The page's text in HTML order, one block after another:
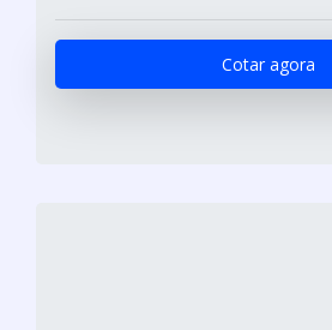
Cotar agora